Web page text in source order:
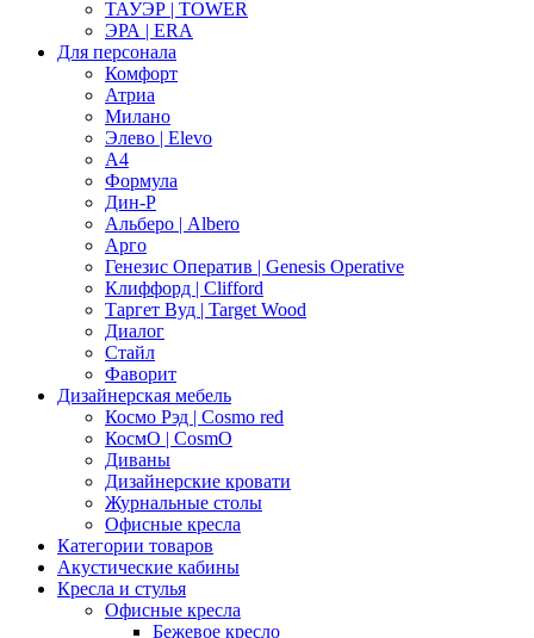
ТАУЭР | TOWER
ЭРА | ERA
Для персонала
Комфорт
Атриа
Милано
Элево | Elevo
А4
Формула
Дин-Р
Альберо | Albero
Арго
Генезис Оператив | Genesis Operative
Клиффорд | Clifford
Таргет Вуд | Target Wood
Диалог
Стайл
Фаворит
Дизайнерская мебель
Космо Рэд | Cosmo red
КосмО | CosmO
Диваны
Дизайнерские кровати
Журнальные столы
Офисные кресла
Категории товаров
Акустические кабины
Кресла и стулья
Офисные кресла
Бежевое кресло